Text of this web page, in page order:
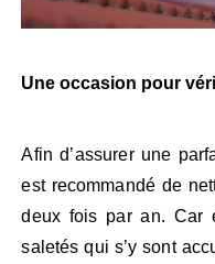
Une occasion pour
Afin d’assurer une
est recommandé de
deux fois par an. Car
saletés qui s’y sont